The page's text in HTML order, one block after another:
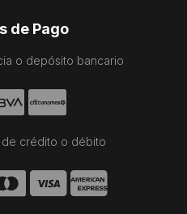
de Pago
o depósito bancario
de crédito o débito